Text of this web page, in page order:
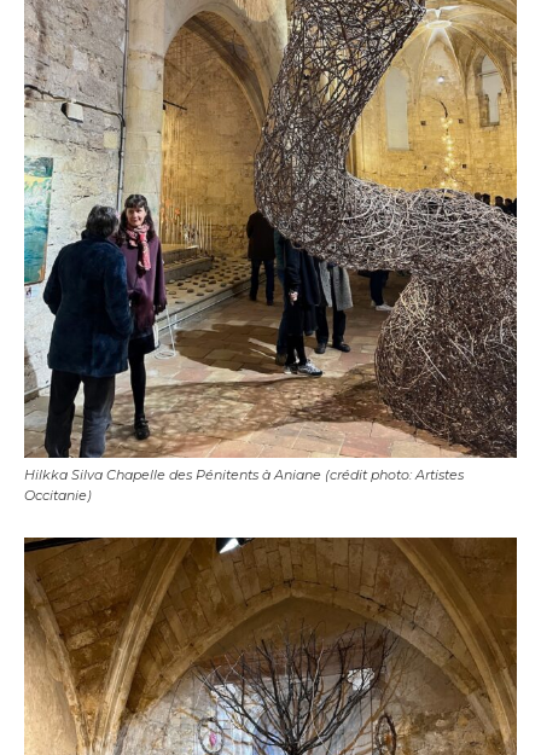
Hilkka Silva Chapelle des Pénitents à Aniane (crédit photo: Artistes
Occitanie)